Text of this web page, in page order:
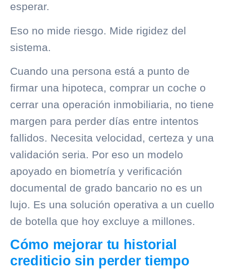
esperar.
Eso no mide riesgo. Mide rigidez del
sistema.
Cuando una persona está a punto de
firmar una hipoteca, comprar un coche o
cerrar una operación inmobiliaria, no tiene
margen para perder días entre intentos
fallidos. Necesita velocidad, certeza y una
validación seria. Por eso un modelo
apoyado en biometría y verificación
documental de grado bancario no es un
lujo. Es una solución operativa a un cuello
de botella que hoy excluye a millones.
Cómo mejorar tu historial
crediticio sin perder tiempo